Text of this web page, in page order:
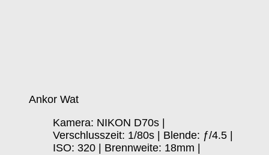
Ankor Wat
Kamera: NIKON D70s |
Verschlusszeit: 1/80s | Blende: ƒ/4.5 |
ISO: 320 | Brennweite: 18mm |